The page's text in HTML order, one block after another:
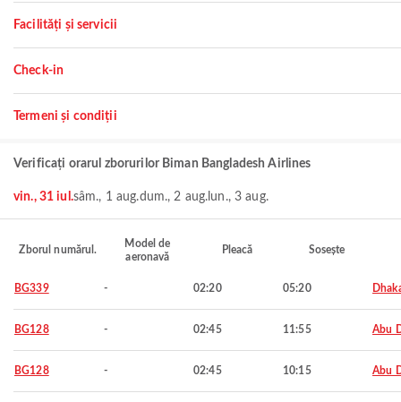
Facilități și servicii
Check-in
Termeni și condiții
Verificați orarul zborurilor Biman Bangladesh Airlines
vin., 31 iul.sâm., 1 aug.dum., 2 aug. lun., 3 aug.
Zborul numărul.
Model de
aeronavă
Pleacă Sosește
BG339 - 02:20 05:20
BG128 - 02:45 11:55 Abu
BG128 - 02:45 10:15 Abu